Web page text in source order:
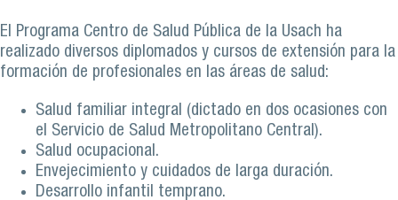
El Programa Centro de Salud Pública de la Usach ha
realizado diversos diplomados y cursos de extensión para la
formación de profesionales en las áreas de salud:
Salud familiar integral (dictado en dos ocasiones con
el Servicio de Salud Metropolitano Central).
Salud ocupacional.
Envejecimiento y cuidados de larga duración.
Desarrollo infantil temprano.